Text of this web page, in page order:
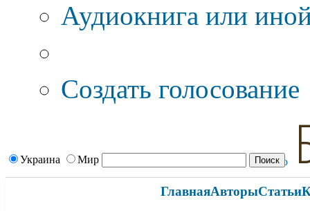
Аудиокнига или
Создать голосование
Украина Мир
ГлавнаяАвторыСтатьи